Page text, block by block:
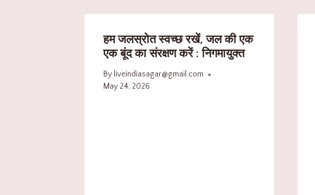
हम जलस्रोत स्वच्छ रखें, जल की एक
एक बूंद का संरक्षण करें : निगमायुक्त
By liveindiasagar@gmail.com
May 24, 2026